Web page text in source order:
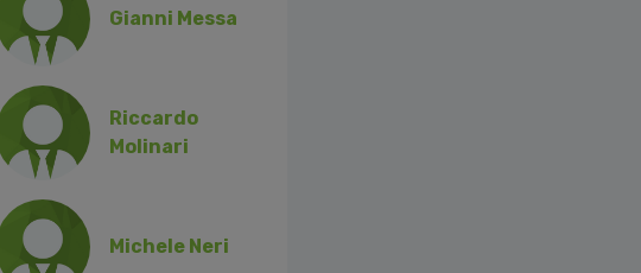
Gianni Messa
Riccardo
Molinari
Michele Neri